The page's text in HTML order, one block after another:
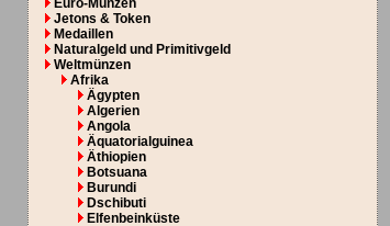
Euro-Münzen
Jetons & Token
Medaillen
Naturalgeld und Primitivgeld
Weltmünzen
Afrika
Ägypten
Algerien
Angola
Äquatorialguinea
Äthiopien
Botsuana
Burundi
Dschibuti
Elfenbeinküste